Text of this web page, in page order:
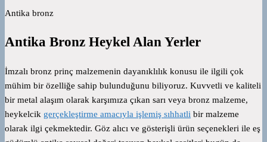
Antika bronz
Antika Bronz Heykel Alan Yerler
İmzalı bronz prinç malzemenin dayanıklılık konusu ile ilgili çok
mühim bir özelliğe sahip bulunduğunu biliyoruz. Kuvvetli ve kaliteli
bir metal alaşım olarak karşımıza çıkan sarı veya bronz malzeme,
heykelcik gerçekleştirme amacıyla işlemiş sıhhatli bir malzeme
olarak ilgi çekmektedir. Göz alıcı ve gösterişli ürün seçenekleri ile eş